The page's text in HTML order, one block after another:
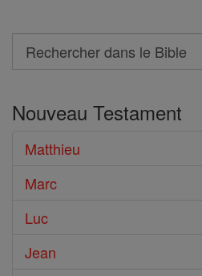
Search
Rechercher
le
Bible
Nouveau Testament
Matthieu
Marc
Luc
Jean